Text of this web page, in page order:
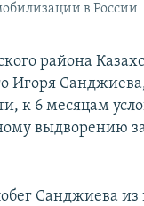
в России
района
Игоря
к 6 месяцам
выдворению
Санджиева